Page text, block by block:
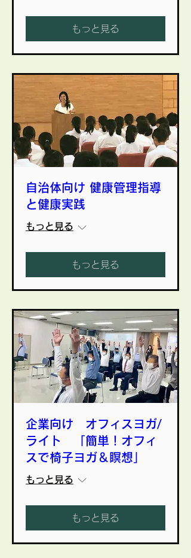
もっと見る
自治体向け 健康管理指導
と健康実践
もっと見る
もっと見る
企業向け オフィスヨガ/
ライト 「簡単！オフィ
スで椅子ヨガ＆瞑想」
もっと見る
もっと見る